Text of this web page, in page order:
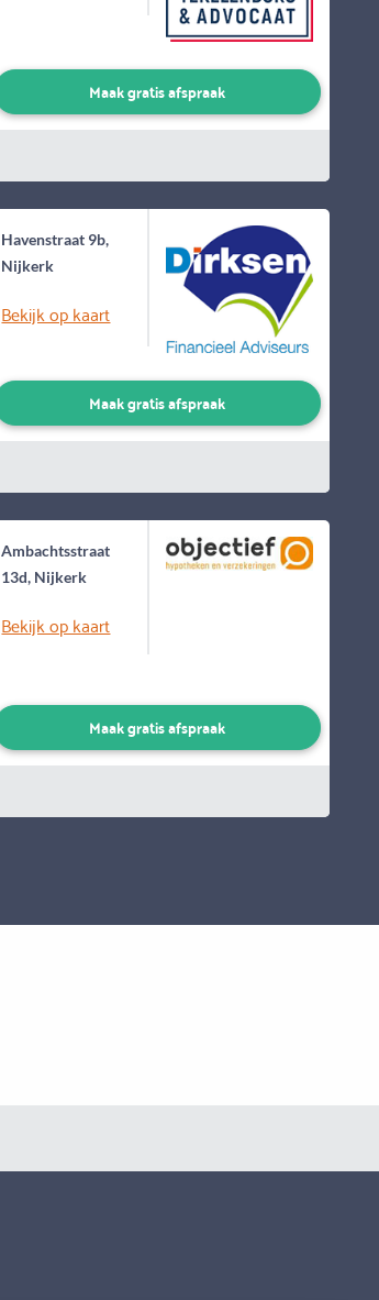
Maak gratis afspraak
Havenstraat 9b,
Nijkerk
Bekijk op kaart
Maak gratis afspraak
Ambachtsstraat
13d, Nijkerk
Bekijk op kaart
Maak gratis afspraak